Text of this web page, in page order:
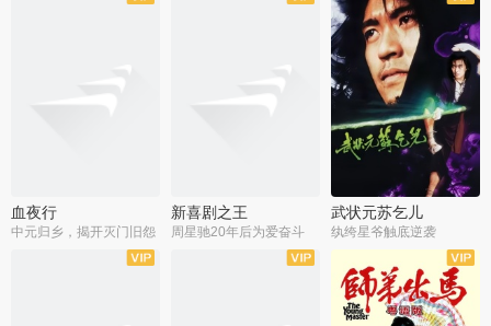
血夜行
中元归乡，揭开灭门旧怨
新喜剧之王
周星驰20年后为爱奋斗
武状元苏乞儿
纨绔星爷触底逆袭